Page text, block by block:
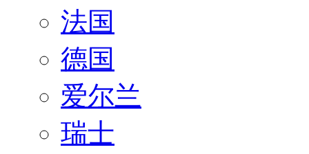
法国
德国
爱尔兰
瑞士